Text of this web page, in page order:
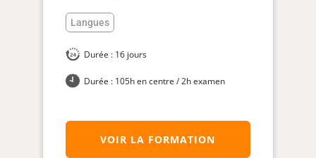
Langues
Durée : 16 jours
Durée : 105h en centre / 2h examen
VOIR LA FORMATION